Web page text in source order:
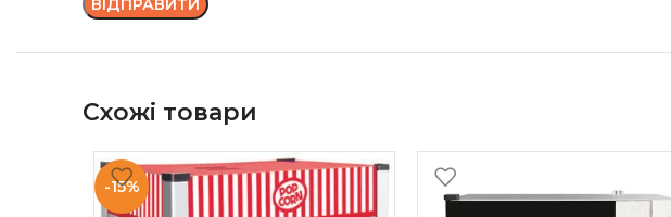
Схожі товари
-15%